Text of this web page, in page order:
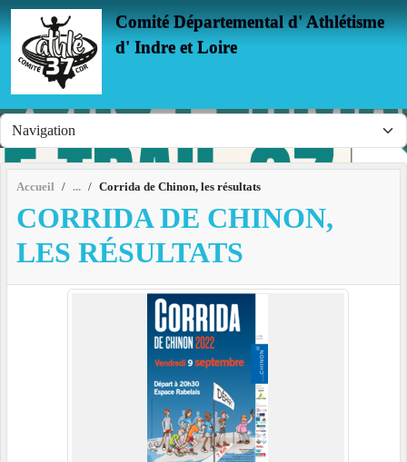
Comité Départemental d' Athlétisme
d' Indre et Loire
Accueil Corrida de Chinon, les résultats
CORRIDA DE CHINON,
LES RÉSULTATS
Panneau de gestion des cookies